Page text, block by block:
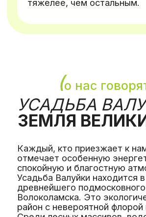
столярная мастерская, творческие
мастер-классы, подвижные игры, парная
йога, веселые старты; совместное время
с близкими
Также в программе: семейный поход,
шоу талантов для детей и взрослых,
трансформационные игры. Практики,
отношениях.